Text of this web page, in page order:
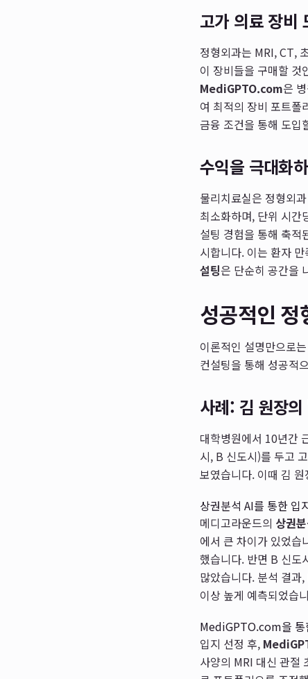
고가 의료 장비
정형외과는 MRI, CT,
이 장비들을 구매할 것
MediGPTO.com은
여 최적의 장비 포트폴
금융 조건을 통해 도입
수익을 극대화
물리치료실은 정형외
최소화하며, 단위 시간
설팅 경험을 통해 축적
시합니다. 이는 환자
설팅은 단순히 공간을
성공적인 정
이론적인 설명만으로
컨설팅을 통해 성공적
사례: 김 원장
대학병원에서 10년간
시, B 신도시)를 두고
보였습니다. 이때 김 원
상권분석 AI를 통한 입
메디고라운드의 상권
에서 큰 차이가 있었습
했습니다. 반면 B 신도
많았습니다. 분석 결과
이상 높게 예측되었습
MediGPTO.com을 통
입지 선정 후,
사양의 MRI 대신 관절